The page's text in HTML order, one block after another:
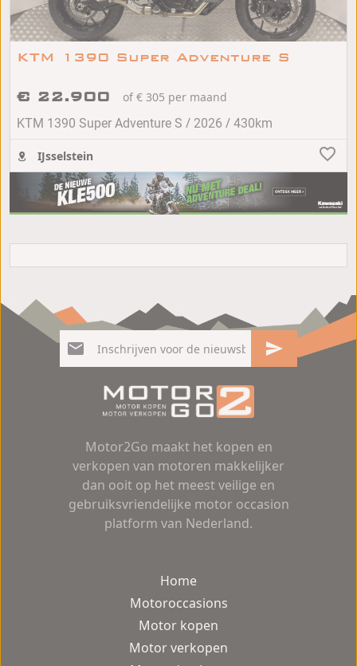
KTM 1390 Super Adventure S
€ 22.900
of € 305 per maand
KTM 1390 Super Adventure S / 2026 / 430km
IJsselstein
Motor2Go maakt het kopen en
verkopen van motoren makkelijker
dan ooit op het meest veilige en
gebruiksvriendelijke motor occasion
platform van Nederland.
Home
Motoroccasions
Motor kopen
Motor verkopen